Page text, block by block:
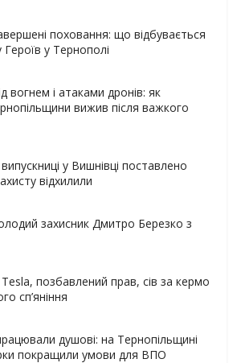
поховання: що відбувається
у Тернополі
вогнем і атаками дронів: як
вижив після важкого
у Вишнівці поставлено
відхилили
захисник Дмитро Березко з
позбавлений прав, сів за кермо
сп’яніння
душові: на Тернопільщині
покращили умови для ВПО